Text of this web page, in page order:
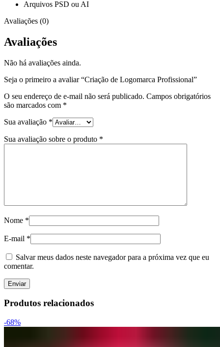
Arquivos PSD ou AI
Avaliações (0)
Avaliações
Não há avaliações ainda.
Seja o primeiro a avaliar “Criação de Logomarca Profissional”
O seu endereço de e-mail não será publicado. Campos obrigatórios
são marcados com *
Sua avaliação *
Sua avaliação sobre o produto *
Nome *
E-mail *
Salvar meus dados neste navegador para a próxima vez que eu
comentar.
Produtos relacionados
-68%